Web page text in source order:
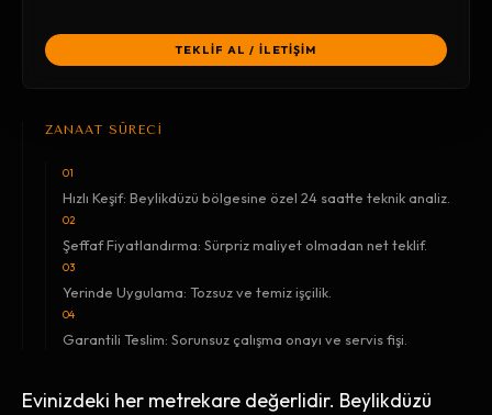
TEKLİF AL / İLETİŞİM
ZANAAT SÜRECİ
01
Hızlı Keşif: Beylikdüzü bölgesine özel 24 saatte teknik analiz.
02
Şeffaf Fiyatlandırma: Sürpriz maliyet olmadan net teklif.
03
Yerinde Uygulama: Tozsuz ve temiz işçilik.
04
Garantili Teslim: Sorunsuz çalışma onayı ve servis fişi.
Evinizdeki her metrekare değerlidir. Beylikdüzü